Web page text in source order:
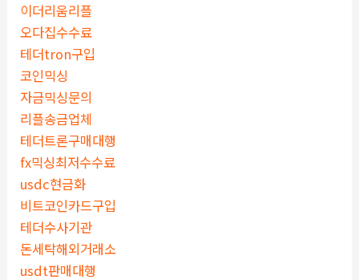
이더리움리플
오다집수수료
테더tron구입
코인믹싱
자금믹싱문의
리플송금업체
테더트론구매대행
fx믹싱최저수수료
usdc현금화
비트코인카드구입
테더수사기관
돈세탁해외거래소
usdt판매대행